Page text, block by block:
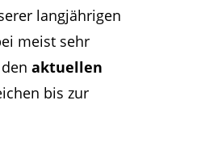
langjährigen
meist sehr
aktuellen
bis zur